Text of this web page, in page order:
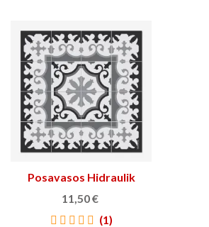
Posavasos Hidraulik
11,50 €
(1)